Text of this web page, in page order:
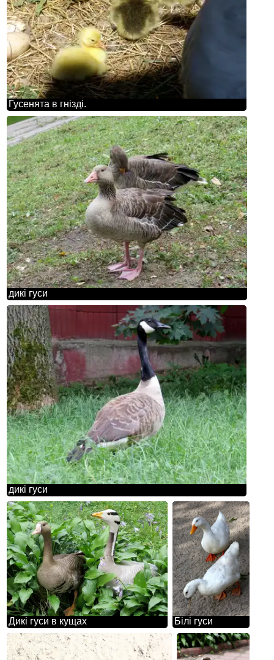
Гусенята в гнізді.
дикі гуси
дикі гуси
Дикі гуси в кущах Білі гуси